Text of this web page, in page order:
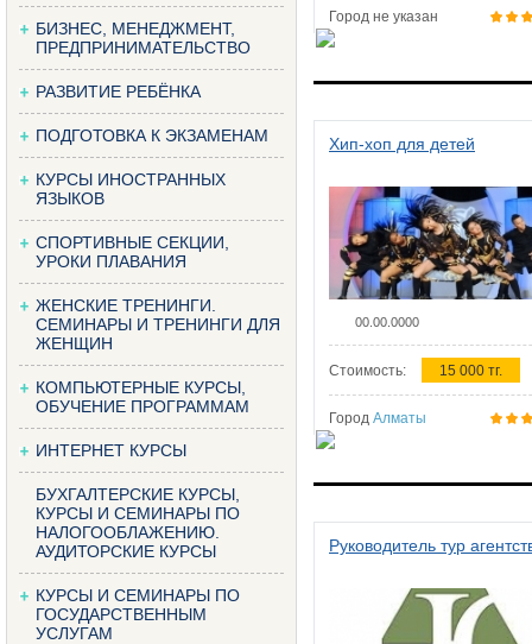
БИЗНЕС, МЕНЕДЖМЕНТ,
ПРЕДПРИНИМАТЕЛЬСТВО
РАЗВИТИЕ РЕБЁНКА
ПОДГОТОВКА К ЭКЗАМЕНАМ
КУРСЫ ИНОСТРАННЫХ
ЯЗЫКОВ
СПОРТИВНЫЕ СЕКЦИИ,
УРОКИ ПЛАВАНИЯ
ЖЕНСКИЕ ТРЕНИНГИ.
СЕМИНАРЫ И ТРЕНИНГИ ДЛЯ
ЖЕНЩИН
КОМПЬЮТЕРНЫЕ КУРСЫ,
ОБУЧЕНИЕ ПРОГРАММАМ
ИНТЕРНЕТ КУРСЫ
БУХГАЛТЕРСКИЕ КУРСЫ,
КУРСЫ И СЕМИНАРЫ ПО
НАЛОГООБЛАЖЕНИЮ.
АУДИТОРСКИЕ КУРСЫ
КУРСЫ И СЕМИНАРЫ ПО
ГОСУДАРСТВЕННЫМ
УСЛУГАМ
Город не указан
Хип-хоп для детей
00.00.0000
Стоимость: 15 000 тг.
Город Алматы
Руководитель тур